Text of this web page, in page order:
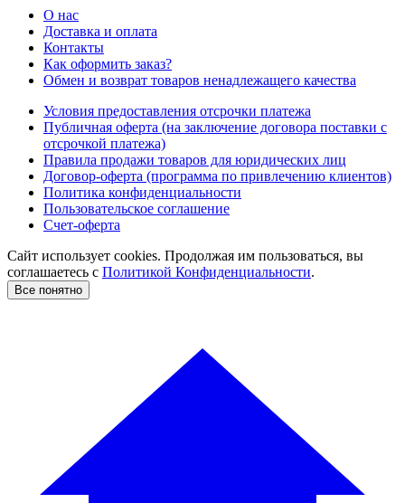
О нас
Доставка и оплата
Контакты
Как оформить заказ?
Обмен и возврат товаров ненадлежащего качества
Условия предоставления отсрочки платежа
Публичная оферта (на заключение договора поставки с
отсрочкой платежа)
Правила продажи товаров для юридических лиц
Договор-оферта (программа по привлечению клиентов)
Политика конфиденциальности
Пользовательское соглашение
Счет-оферта
Сайт использует cookies. Продолжая им пользоваться, вы
соглашаетесь c Политикой Конфиденциальности.
Все понятно